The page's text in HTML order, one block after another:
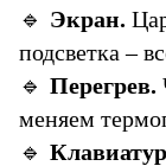
🔹 Экран.
подсветка –
🔹 Перегрев.
меняем
🔹